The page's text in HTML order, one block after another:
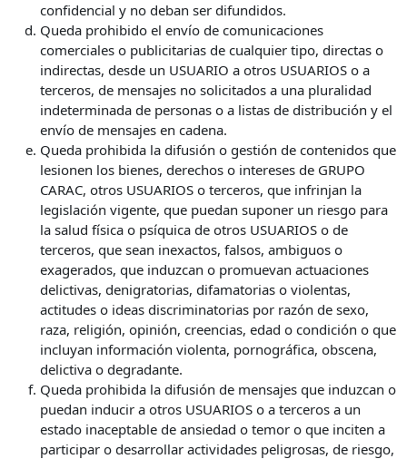
confidencial y no deban ser difundidos.
Queda prohibido el envío de comunicaciones
comerciales o publicitarias de cualquier tipo, directas o
indirectas, desde un USUARIO a otros USUARIOS o a
terceros, de mensajes no solicitados a una pluralidad
indeterminada de personas o a listas de distribución y el
envío de mensajes en cadena.
Queda prohibida la difusión o gestión de contenidos que
lesionen los bienes, derechos o intereses de GRUPO
CARAC, otros USUARIOS o terceros, que infrinjan la
legislación vigente, que puedan suponer un riesgo para
la salud física o psíquica de otros USUARIOS o de
terceros, que sean inexactos, falsos, ambiguos o
exagerados, que induzcan o promuevan actuaciones
delictivas, denigratorias, difamatorias o violentas,
actitudes o ideas discriminatorias por razón de sexo,
raza, religión, opinión, creencias, edad o condición o que
incluyan información violenta, pornográfica, obscena,
delictiva o degradante.
Queda prohibida la difusión de mensajes que induzcan o
puedan inducir a otros USUARIOS o a terceros a un
estado inaceptable de ansiedad o temor o que inciten a
participar o desarrollar actividades peligrosas, de riesgo,